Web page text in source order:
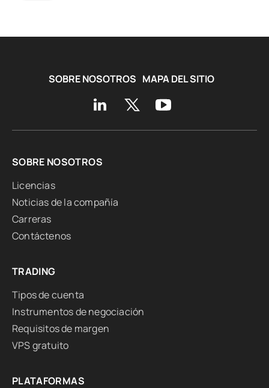
SOBRE NOSOTROS MAPA DEL SITIO
SOBRE NOSOTROS
Licencias
Noticias de la compañía
Carreras
Contáctenos
TRADING
Tipos de cuenta
Instrumentos de negociación
Requisitos de margen
VPS gratuito
PLATAFORMAS